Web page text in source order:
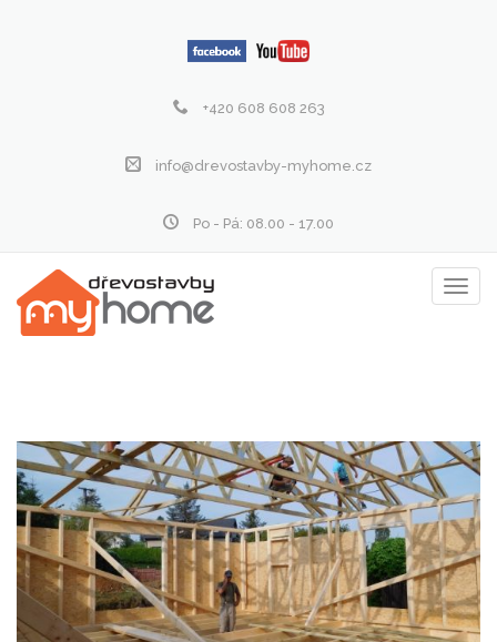
+420 608 608 263
info@drevostavby-myhome.cz
Po - Pá: 08.00 - 17.00
menu